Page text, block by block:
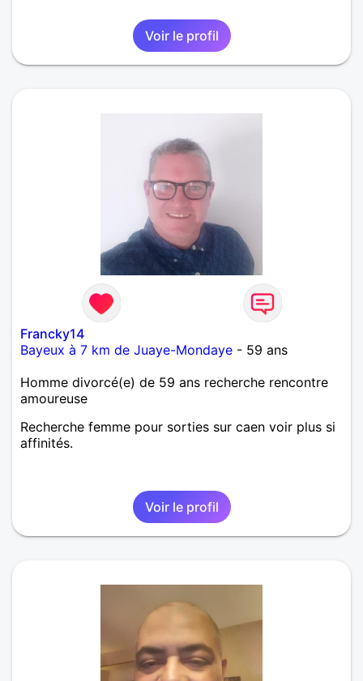
Voir le profil
Francky14
Bayeux à 7 km de Juaye-Mondaye - 59 ans
Homme divorcé(e) de 59 ans recherche rencontre
amoureuse
Recherche femme pour sorties sur caen voir plus si
affinités.
Voir le profil